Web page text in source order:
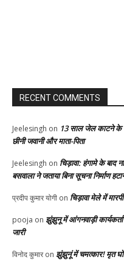
RECENT COMMENTS
Jeelesingh on 13 साल जेल काटने के
छीनी जवानी और माता-पिता
Jeelesingh on चिड़ावा: हंगामे के बाद
बसवाला ने जताया बिना सूचना निर्माण
प्रदीप कुमार योगी on चिड़ावा मेले में
pooja on झुंझुनू में आंगनवाड़ी
जारी
विनोद कुमारon झुंझुनूं में चमत्कार! मृत